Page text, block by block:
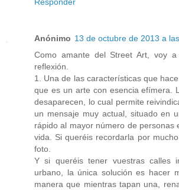
Anónimo 13 de octubre de 2013 a
Como amante del Street Art, voy
reflexión.
1. Una de las características que
que es un arte con esencia efímera.
desaparecen, lo cual permite
un mensaje muy actual, situado en
rápido al mayor número de personas
vida. Si queréis recordarla por
foto.
Y si queréis tener vuestras calles
urbano, la única solución es hacer
manera que mientras tapan una,